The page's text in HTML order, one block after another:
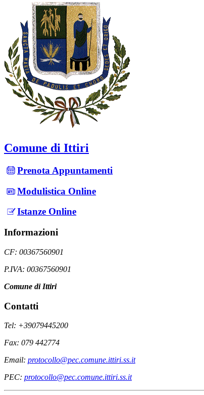
Comune di Ittiri
Prenota Appuntamenti
Modulistica Online
Istanze Online
Informazioni
CF: 00367560901
P.IVA: 00367560901
Comune di Ittiri
Contatti
Tel: +39079445200
Fax: 079 442774
Email: protocollo@pec.comune.ittiri.ss.it
PEC: protocollo@pec.comune.ittiri.ss.it